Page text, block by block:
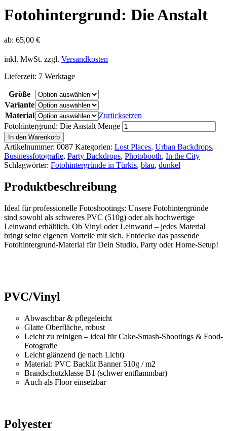
Fotohintergrund: Die Anstalt
ab: 65,00 €
inkl. MwSt. zzgl. Versandkosten
Lieferzeit: 7 Werktage
Größe
Variante
Material
Zurücksetzen
Fotohintergrund: Die Anstalt Menge
In den Warenkorb
Artikelnummer: 0087 Kategorien: Lost Places, Urban Backdrops,
Businessfotografie, Party Backdrops, Photobooth, In the City
Schlagwörter: Fotohintergründe in Türkis, blau, dunkel
Produktbeschreibung
Ideal für professionelle Fotoshootings: Unsere Fotohintergründe
sind sowohl als schweres PVC (510g) oder als hochwertige
Leinwand erhältlich. Ob Vinyl oder Leinwand – jedes Material
bringt seine eigenen Vorteile mit sich. Entdecke das passende
Fotohintergrund-Material für Dein Studio, Party oder Home-Setup!
PVC/Vinyl
Abwaschbar & pflegeleicht
Glatte Oberfläche, robust
Leicht zu reinigen – ideal für Cake-Smash-Shootings & Food-
Fotografie
Leicht glänzend (je nach Licht)
Material: PVC Backlit Banner 510g / m2
Brandschutzklasse B1 (schwer entflammbar)
Auch als Floor einsetzbar
Polyester